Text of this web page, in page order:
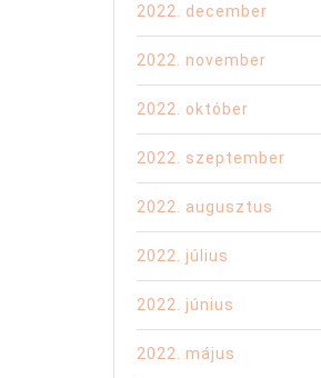
2022. december
2022. november
2022. október
2022. szeptember
2022. augusztus
2022. július
2022. június
2022. május